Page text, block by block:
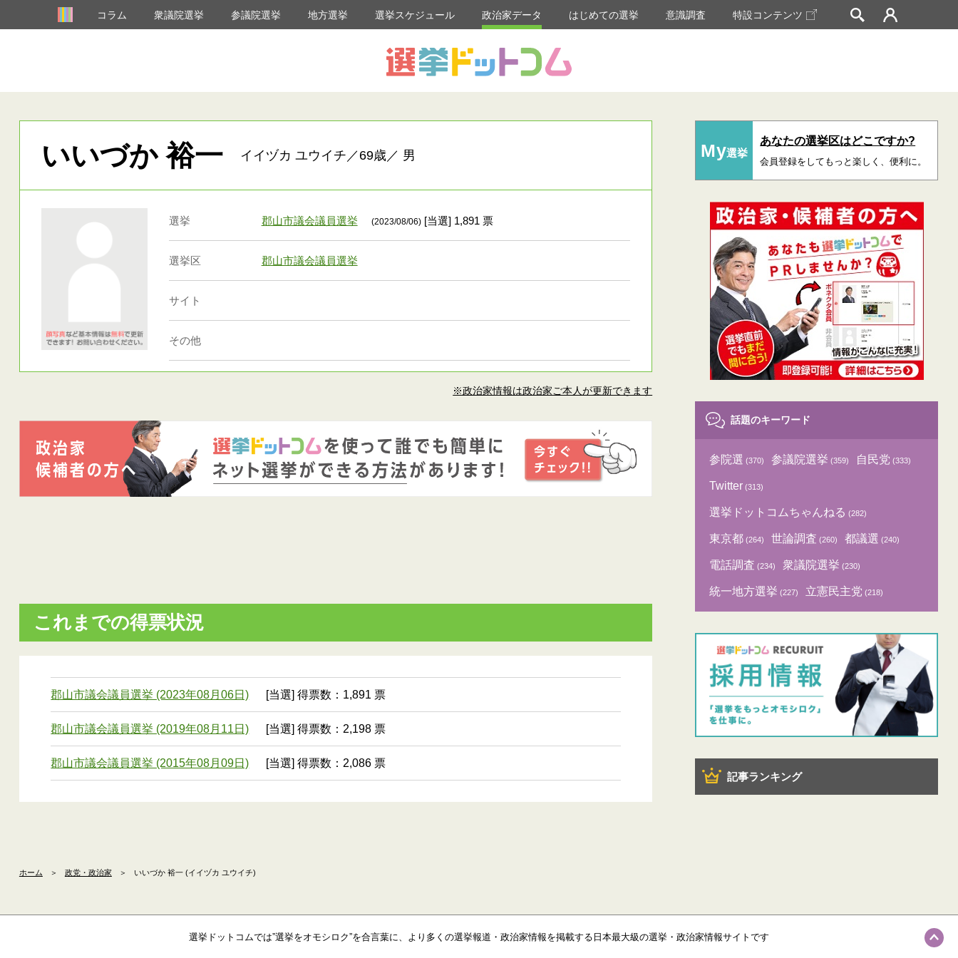
コラム 衆議院選挙 参議院選挙 地方選挙 選挙スケジュール 政治家データ はじめての選挙 意識調査 特設コンテンツ
いいづか 裕一 イイヅカ ユウイチ／69歳／ 男
選挙 郡山市議会議員選挙 (2023/08/06)[当選] 1,891 票
選挙区 郡山市議会議員選挙
サイト
その他
※政治家情報は政治家ご本人が更新できます
これまでの得票状況
郡山市議会議員選挙 (2023年08月06日) [当選] 得票数：1,891 票
郡山市議会議員選挙 (2019年08月11日) [当選] 得票数：2,198 票
郡山市議会議員選挙 (2015年08月09日) [当選] 得票数：2,086 票
My選挙
あなたの選挙区はどこですか?
会員登録をしてもっと楽しく、便利に。
話題のキーワード
参院選 (370) 参議院選挙 (359) 自民党 (333)
Twitter (313)
選挙ドットコムちゃんねる (282)
東京都 (264) 世論調査 (260) 都議選 (240)
電話調査 (234) 衆議院選挙 (230)
統一地方選挙 (227) 立憲民主党 (218)
記事ランキング
ホーム ＞ 政党・政治家 ＞ いいづか 裕一 (イイヅカ ユウイチ)
選挙ドットコムでは”選挙をオモシロク”を合言葉に、より多くの選挙報道・政治家情報を掲載する日本最大級の選挙・政治家情報サイトです